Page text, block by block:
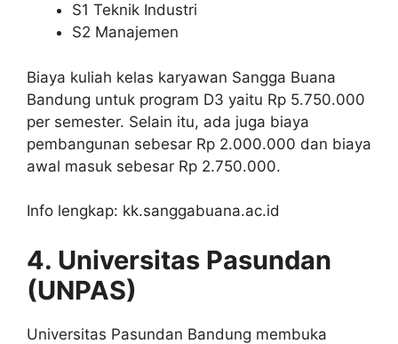
S1 Teknik Industri
S2 Manajemen
Biaya kuliah kelas karyawan Sangga Buana
Bandung untuk program D3 yaitu Rp 5.750.000
per semester. Selain itu, ada juga biaya
pembangunan sebesar Rp 2.000.000 dan biaya
awal masuk sebesar Rp 2.750.000.
Info lengkap: kk.sanggabuana.ac.id
4. Universitas Pasundan
(UNPAS)
Universitas Pasundan Bandung membuka